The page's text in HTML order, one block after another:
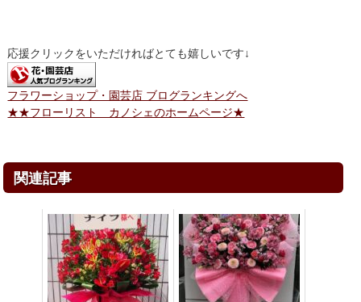
応援クリックをいただければとても嬉しいです↓
フラワーショップ・園芸店 ブログランキングへ
★★フローリスト カノシェのホームページ★
関連記事